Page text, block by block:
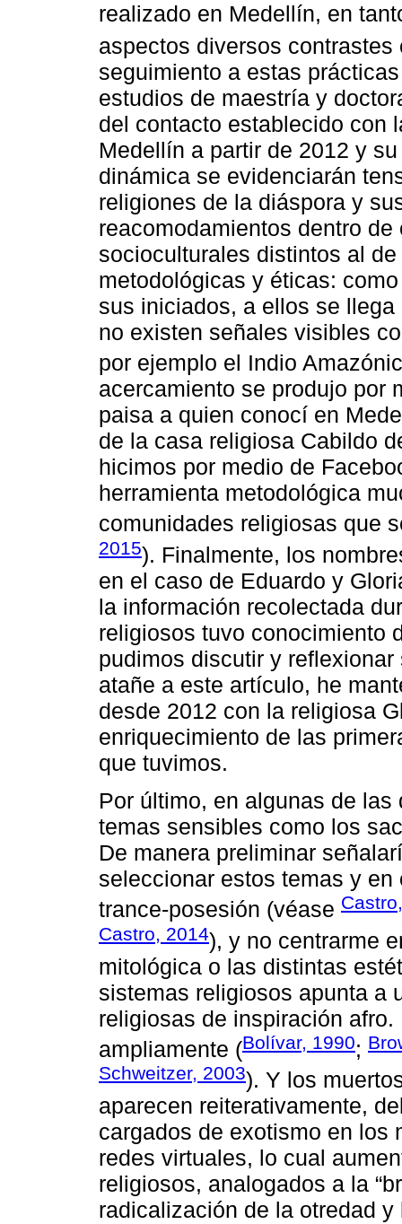
realizado en Medellín, en
aspectos diversos
seguimiento a estas
estudios de maestría y
del contacto establecido con
Medellín a partir de 2012 y
dinámica se evidenciarán
religiones de la diáspora y
reacomodamientos dentro
socioculturales distintos al
metodológicas y éticas:
sus iniciados, a ellos se
no existen señales visibles
por ejemplo el Indio
acercamiento se produjo por
paisa a quien conocí en
de la casa religiosa Cabildo
hicimos por medio de
herramienta metodológica
comunidades religiosas que
2015). Finalmente, los
en el caso de Eduardo y
la información recolectada
religiosos tuvo conocimiento
pudimos discutir y
atañe a este artículo, he
desde 2012 con la religiosa
enriquecimiento de las
que tuvimos.
Por último, en algunas de
temas sensibles como los
De manera preliminar
seleccionar estos temas y
trance-posesión (véase
Castro, 2014), y no centrarme
mitológica o las distintas
sistemas religiosos apunta a
religiosas de inspiración
ampliamente (Bolívar, 1990;
Schweitzer, 2003). Y los
aparecen reiterativamente,
cargados de exotismo en los
redes virtuales, lo cual
religiosos, analogados a la
radicalización de la otredad y